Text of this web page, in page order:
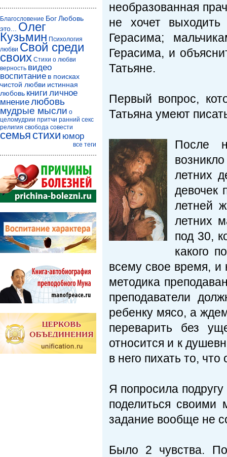
необразованная
не хочет
Герасима;
Герасима, и
Татьяне.
Первый вопрос,
Татьяна умеют
После
летних
девочек
летней
летних
под 30,
какого
всему свое время, и
методика
преподаватели
ребенку мясо, а
переварить без
относится и к
в него пихать то,
Я попросила
поделиться своими
задание вообще не
Было 2 чувства.
Благословение БогЛюбовь
это...
Олег
Кузьмин Психология
любви Свой среди
своих Стихи о любви
верность видео
воспитание в поисках
чистой любви истинная
любовь книги личное
мнениелюбовь
мудрые мысли о
целомудрии притчи ранний секс
религия свобода совести
семья стихи юмор
все теги